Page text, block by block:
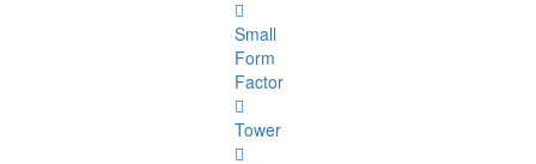
Small
Form
Factor
Tower